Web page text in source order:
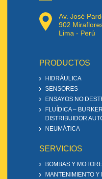
Av. José
902
Lima - Perú
PRODUCTOS
HIDRÁULICA
SENSORES
ENSAYOS NO
FLUÍDICA –
DISTRIBUIDOR
NEUMÁTICA
SERVICIOS
BOMBAS Y
MANTENIMIENTO Y